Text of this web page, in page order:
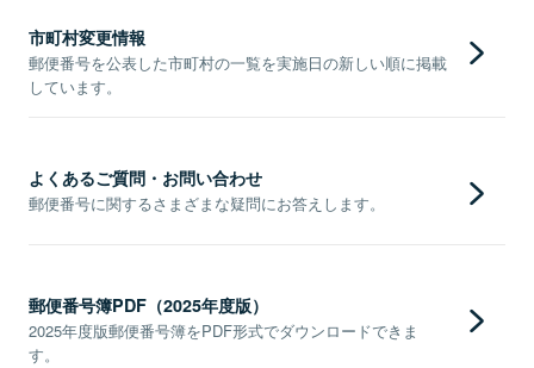
市町村変更情報
郵便番号を公表した市町村の一覧を実施日の新しい順に掲載
しています。
よくあるご質問・お問い合わせ
郵便番号に関するさまざまな疑問にお答えします。
郵便番号簿PDF（2025年度版）
2025年度版郵便番号簿をPDF形式でダウンロードできま
す。